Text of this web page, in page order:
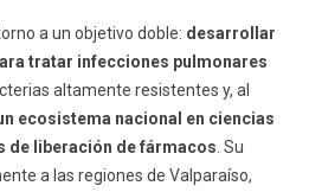
a un objetivo doble: desarrollar
tratar infecciones pulmonares
altamente resistentes y, al
ecosistema nacional en ciencias
de liberación de fármacos . Su
a las regiones de Valparaíso,